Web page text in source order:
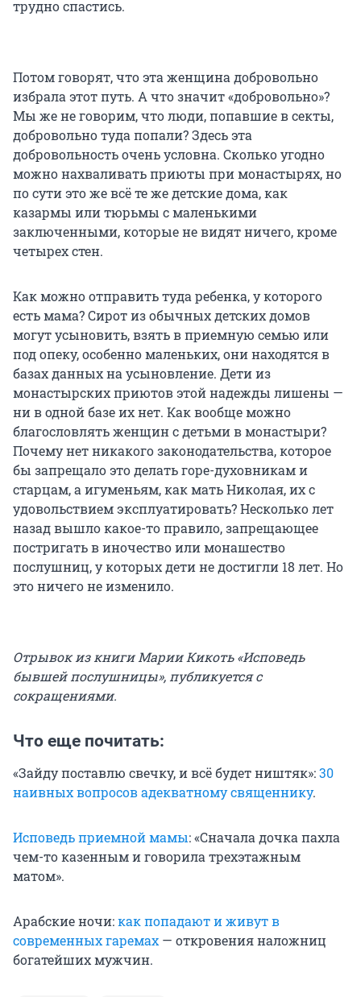
трудно спастись.
Потом говорят, что эта женщина добровольно
избрала этот путь. А что значит «добровольно»?
Мы же не говорим, что люди, попавшие в секты,
добровольно туда попали? Здесь эта
добровольность очень условна. Сколько угодно
можно нахваливать приюты при монастырях, но
по сути это же всё те же детские дома, как
казармы или тюрьмы с маленькими
заключенными, которые не видят ничего, кроме
четырех стен.
Как можно отправить туда ребенка, у которого
есть мама? Сирот из обычных детских домов
могут усыновить, взять в приемную семью или
под опеку, особенно маленьких, они находятся в
базах данных на усыновление. Дети из
монастырских приютов этой надежды лишены —
ни в одной базе их нет. Как вообще можно
благословлять женщин с детьми в монастыри?
Почему нет никакого законодательства, которое
бы запрещало это делать горе-духовникам и
старцам, а игуменьям, как мать Николая, их с
удовольствием эксплуатировать? Несколько лет
назад вышло какое-то правило, запрещающее
постригать в иночество или монашество
послушниц, у которых дети не достигли 18 лет. Но
это ничего не изменило.
Отрывок из книги Марии Кикоть «Исповедь
бывшей послушницы», публикуется с
сокращениями.
Что еще почитать:
«Зайду поставлю свечку, и всё будет ништяк»:30
наивных вопросов адекватному священнику.
Исповедь приемной мамы: «Сначала дочка пахла
чем-то казенным и говорила трехэтажным
матом».
Арабские ночи:как попадают и живут в
современных гаремах — откровения наложниц
богатейших мужчин.